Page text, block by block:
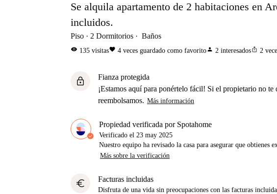
Se alquila apartamento de 2 habitaciones en
incluidos.
Piso 2 Dormitorios Baños
visibility 135 visitasfavorite 4 veces guardado como favoritoperson 2 interesadosios_share 2
lock
Fianza protegida
¡Estamos aquí para ponértelo fácil! Si el propietario no
reembolsamos. Más información
Propiedad verificada por Spotahome
Verificado el 23 may 2025
Nuestro equipo ha revisado la casa para asegurar que obtienes
Más sobre la verificación
euro Facturas incluidas
Disfruta de una vida sin preocupaciones con las facturas